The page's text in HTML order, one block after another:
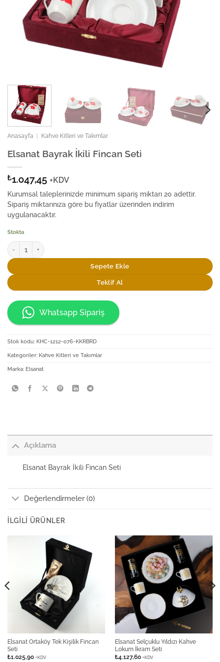
Anasayfa Kahve Kitleri ve Takımlar
Elsanat Bayrak İkili Fincan Seti
₺1.047,45 +KDV
Kurumsal taleplerinizde minimum sipariş miktarı 20 adettir.
Sipariş miktarınıza göre bu fiyatlar üzerinden indirim
uygulanacaktır.
Stokta
Elsanat Bayrak İkili Fincan Seti adet
Sepete Ekle
Teklif Al
Whatsapp Sipariş
Stok kodu: KHC-1212-076-KKRBRD
Kategoriler: Kahve Kitleri ve Takımlar
Marka: Elsanat
Açıklama
Elsanat Bayrak İkili Fincan Seti
Değerlendirmeler (0)
İLGILI ÜRÜNLER
Elsanat Ortaköy Tek Kişilik Fincan
Seti
₺1.025,90 +KDV
Elsanat Selçuklu Yıldızı Kahve
Lokum İkram Seti
₺4.127,60 +KDV